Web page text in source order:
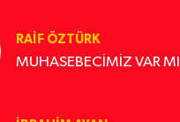
RAİF ÖZTÜRK
MUHASEBECİMİZ VAR